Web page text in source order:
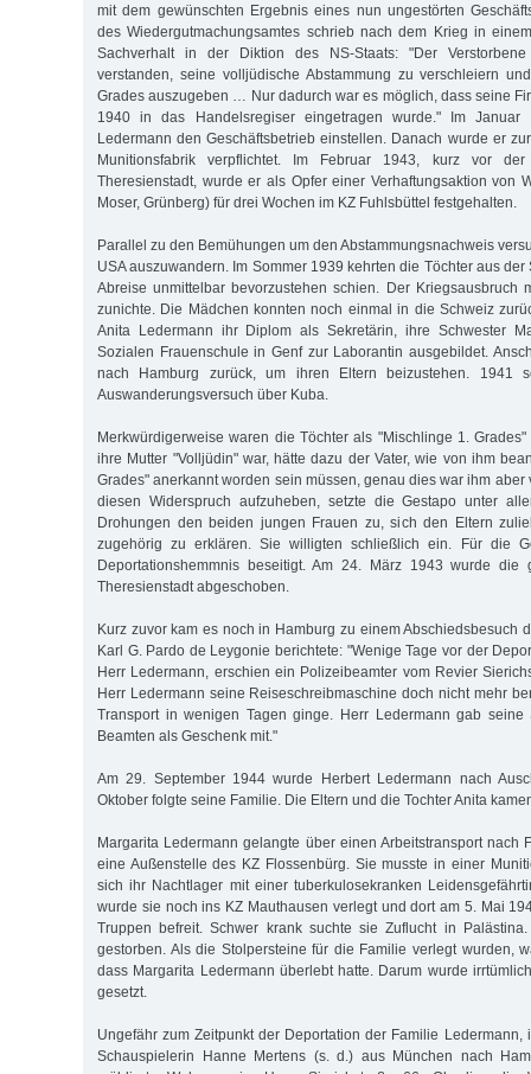
mit dem gewünschten Ergebnis eines nun ungestörten
des Wiedergutmachungsamtes schrieb nach dem Krieg in
Sachverhalt in der Diktion des NS-Staats: "Der
verstanden, seine volljüdische Abstammung zu verschleiern
Grades auszugeben … Nur dadurch war es möglich, dass seine
1940 in das Handelsregiser eingetragen wurde." Im Januar
Ledermann den Geschäftsbetrieb einstellen. Danach wurde er
Munitionsfabrik verpflichtet. Im Februar 1943, kurz vor der
Theresienstadt, wurde er als Opfer einer Verhaftungsaktion von
Moser, Grünberg) für drei Wochen im KZ Fuhlsbüttel festgehalten.
Parallel zu den Bemühungen um den Abstammungsnachweis
USA auszuwandern. Im Sommer 1939 kehrten die Töchter aus
Abreise unmittelbar bevorzustehen schien. Der Kriegsausbruch
zunichte. Die Mädchen konnten noch einmal in die Schweiz
Anita Ledermann ihr Diplom als Sekretärin, ihre Schwester
Sozialen Frauenschule in Genf zur Laborantin ausgebildet.
nach Hamburg zurück, um ihren Eltern beizustehen. 1941
Auswanderungsversuch über Kuba.
Merkwürdigerweise waren die Töchter als "Mischlinge 1.
ihre Mutter "Volljüdin" war, hätte dazu der Vater, wie von ihm
Grades" anerkannt worden sein müssen, genau dies war ihm aber
diesen Widerspruch aufzuheben, setzte die Gestapo unter
Drohungen den beiden jungen Frauen zu, sich den Eltern
zugehörig zu erklären. Sie willigten schließlich ein. Für die
Deportationshemmnis beseitigt. Am 24. März 1943 wurde die
Theresienstadt abgeschoben.
Kurz zuvor kam es noch in Hamburg zu einem Abschiedsbesuch
Karl G. Pardo de Leygonie berichtete: "Wenige Tage vor der
Herr Ledermann, erschien ein Polizeibeamter vom Revier
Herr Ledermann seine Reiseschreibmaschine doch nicht mehr
Transport in wenigen Tagen ginge. Herr Ledermann gab seine
Beamten als Geschenk mit."
Am 29. September 1944 wurde Herbert Ledermann nach
Oktober folgte seine Familie. Die Eltern und die Tochter Anita
Margarita Ledermann gelangte über einen Arbeitstransport nach
eine Außenstelle des KZ Flossenbürg. Sie musste in einer
sich ihr Nachtlager mit einer tuberkulosekranken
wurde sie noch ins KZ Mauthausen verlegt und dort am 5. Mai
Truppen befreit. Schwer krank suchte sie Zuflucht in
gestorben. Als die Stolpersteine für die Familie verlegt wurden,
dass Margarita Ledermann überlebt hatte. Darum wurde
gesetzt.
Ungefähr zum Zeitpunkt der Deportation der Familie Ledermann,
Schauspielerin Hanne Mertens (s. d.) aus München nach